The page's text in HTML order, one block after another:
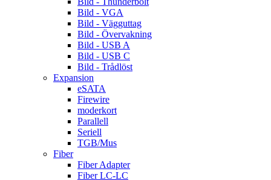
Bild - VGA
Bild - Vägguttag
Bild - Övervakning
Bild - USB A
Bild - USB C
Bild - Trådlöst
Expansion
eSATA
Firewire
moderkort
Parallell
Seriell
TGB/Mus
Fiber
Fiber Adapter
Fiber LC-LC